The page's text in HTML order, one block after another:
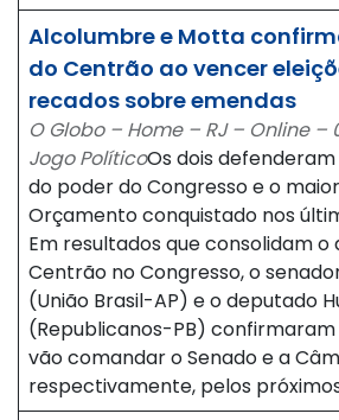
Alcolumbre e Motta
do Centrão ao vencer
recados sobre emendas
O Globo – Home – RJ – Online
Jogo PolíticoOs dois
do poder do Congresso e o
Orçamento conquistado nos
Em resultados que consolidam o
Centrão no Congresso, o
(União Brasil-AP) e o deputado
(Republicanos-PB)
vão comandar o Senado e a
respectivamente, pelos